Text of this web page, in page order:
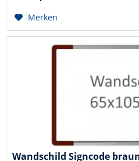
Merken
Wandschild Signcode